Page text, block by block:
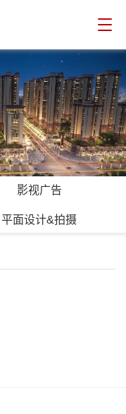
影视广告
平面设计&拍摄